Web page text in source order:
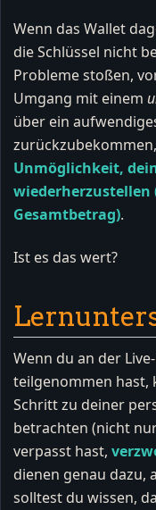
Wenn das Wallet
die Schlüssel nicht
Probleme stoßen,
Umgang mit einem
über ein
zurückzubekommen,
Unmöglichkeit,
Gesamtbetrag).
Ist es das wert?
Wenn du an der
teilgenommen hast,
Schritt zu deiner
betrachten (nicht
verpasst hast,
dienen genau dazu,
solltest du wissen,